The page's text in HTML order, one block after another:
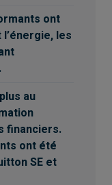
ont
les
au
financiers.
ont été
SE et